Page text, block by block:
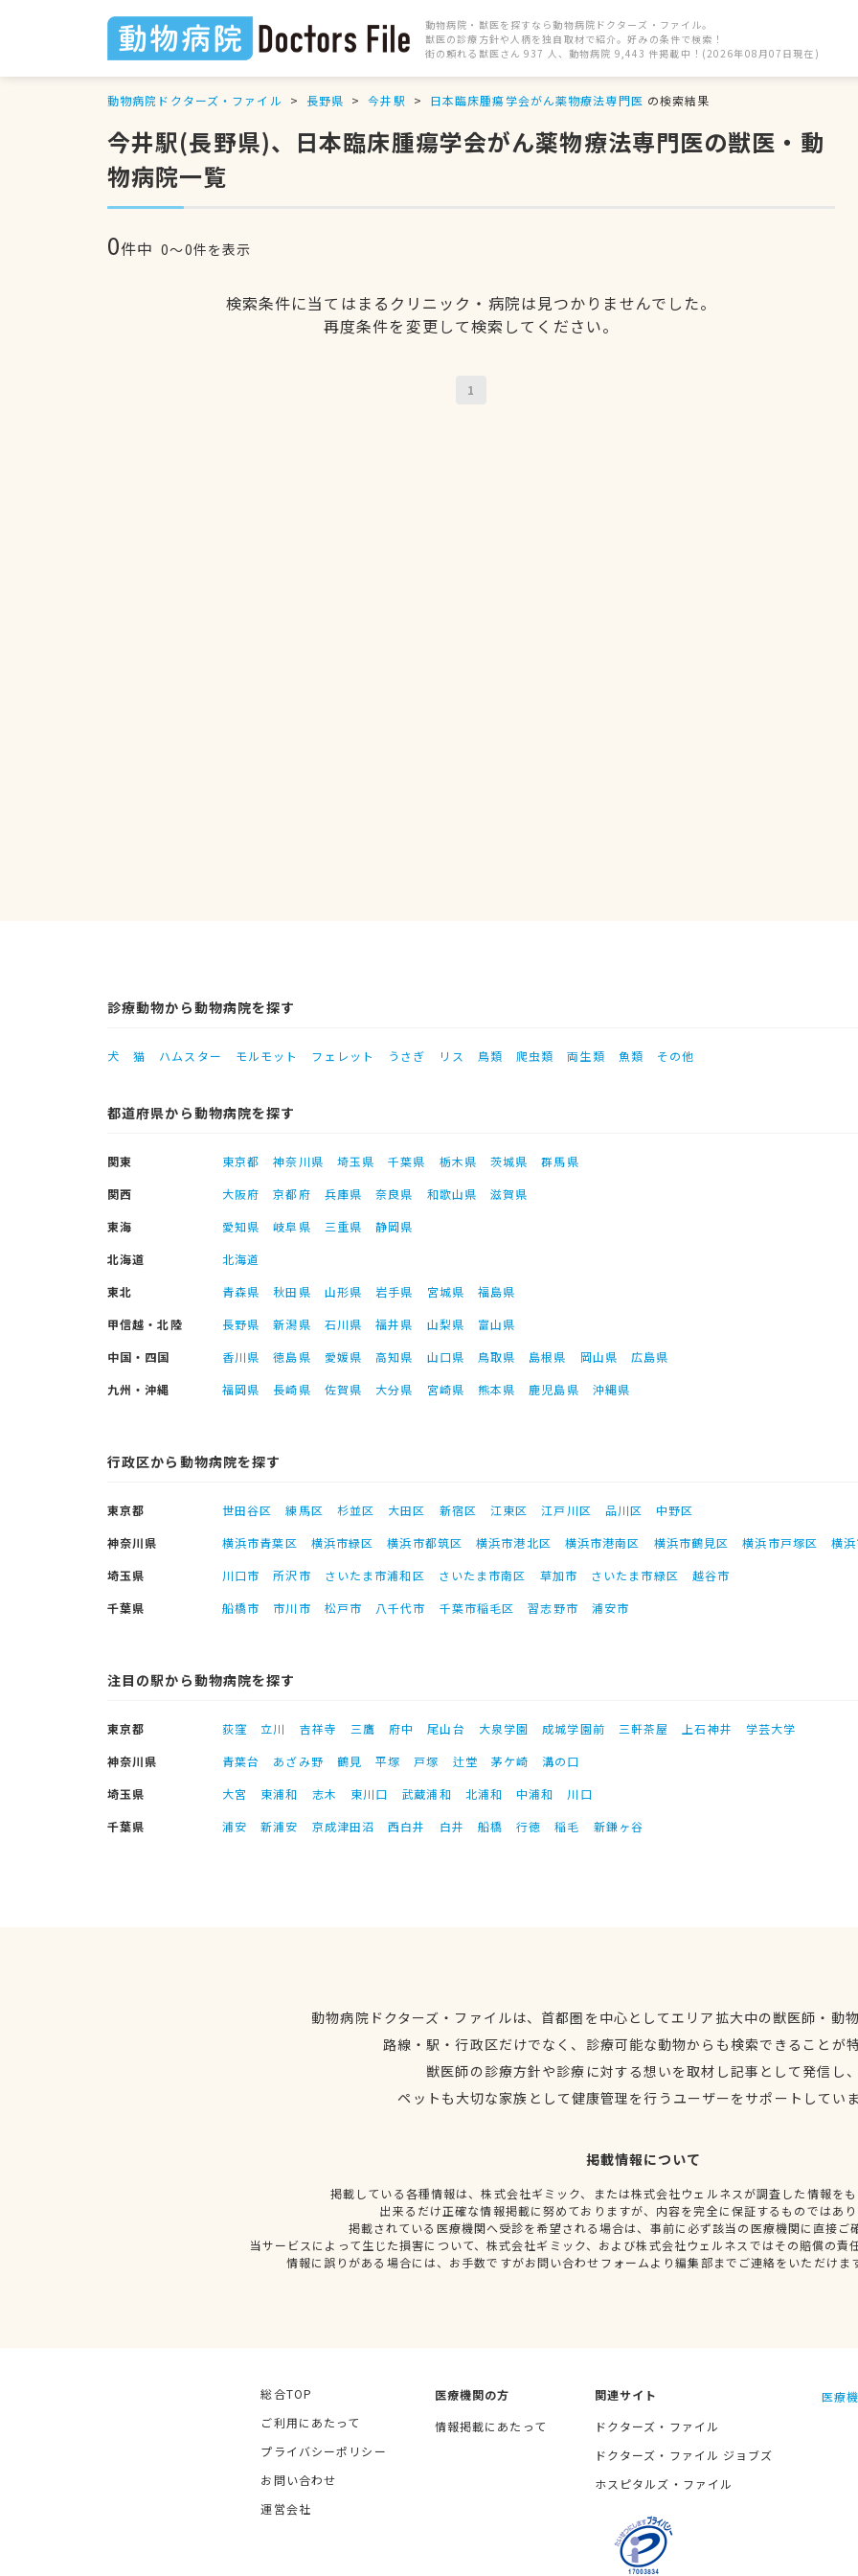
動物病院・獣医を探すなら動物病院ドクターズ・ファイル。
獣医の診療方針や人柄を独自取材で紹介。好みの条件で検索！
街の頼れる獣医さん 937 人、動物病院 9,443 件掲載中！(2026年08月07日現在)
動物病院ドクターズ・ファイル 長野県 今井駅 日本臨床腫瘍学会がん薬物療法専門医 の検索結果
今井駅(長野県)、日本臨床腫瘍学会がん薬物療法専門医の獣医・動
物病院一覧
0件中 0〜0件を表示
検索条件に当てはまるクリニック・病院は見つかりませんでした。
再度条件を変更して検索してください。
1
診療動物から動物病院を探す
犬 猫 ハムスター モルモット フェレット うさぎ リス 鳥類 爬虫類 両生類 魚類 その他
都道府県から動物病院を探す
関東 東京都 神奈川県 埼玉県 千葉県 栃木県 茨城県
群馬県
関西
大阪府 京都府 兵庫県 奈良県 和歌山県
滋賀県
東海
愛知県 岐阜県 三重県
静岡県
北海道
北海道
東北
青森県 秋田県 山形県 岩手県 宮城県
福島県
甲信越・北陸
長野県 新潟県 石川県 福井県 山梨県
富山県
中国・四国
香川県 徳島県 愛媛県 高知県 山口県 鳥取県 島根県 岡山県
広島県
九州・沖縄
福岡県 長崎県 佐賀県 大分県 宮崎県 熊本県 鹿児島県 沖縄県
行政区から動物病院を探す
東京都 世田谷区 練馬区 杉並区 大田区 新宿区 江東区 江戸川区 品川区
中野区
神奈川県
横浜市青葉区 横浜市緑区 横浜市都筑区 横浜市港北区 横浜市港南区 横浜市鶴見区 横浜市戸塚区
横
埼玉県
川口市 所沢市 さいたま市浦和区 さいたま市南区 草加市 さいたま市緑区
越谷市
千葉県
船橋市 市川市 松戸市 八千代市 千葉市稲毛区 習志野市 浦安市
注目の駅から動物病院を探す
東京都 荻窪 立川 吉祥寺 三鷹 府中 尾山台 大泉学園 成城学園前 三軒茶屋 上石神井
学芸大学
神奈川県
青葉台 あざみ野 鶴見 平塚 戸塚 辻堂 茅ケ崎
溝の口
埼玉県
大宮 東浦和 志木 東川口 武蔵浦和 北浦和 中浦和
川口
千葉県
浦安 新浦安 京成津田沼 西白井 白井 船橋 行徳 稲毛 新鎌ヶ谷
動物病院ドクターズ・ファイルは、首都圏を中心としてエリア拡大中の獣医師・動
路線・駅・行政区だけでなく、診療可能な動物からも検索できることが
獣医師の診療方針や診療に対する想いを取材し記事として発信し
ペットも大切な家族として健康管理を行うユーザーをサポートしてい
掲載情報について
掲載している各種情報は、株式会社ギミック、または株式会社ウェルネスが調査した情報を
出来るだけ正確な情報掲載に努めておりますが、内容を完全に保証するものではあ
掲載されている医療機関へ受診を希望される場合は、事前に必ず該当の医療機関に直接ご
当サービスによって生じた損害について、株式会社ギミック、および株式会社ウェルネスではその賠償の責
情報に誤りがある場合には、お手数ですがお問い合わせフォームより編集部までご連絡をいただけま
総合TOP
ご利用にあたって
プライバシーポリシー
お問い合わせ
運営会社
医療機関の方
情報掲載にあたって
関連サイト
ドクターズ・ファイル
ドクターズ・ファイル ジョブズ
ホスピタルズ・ファイル
医療